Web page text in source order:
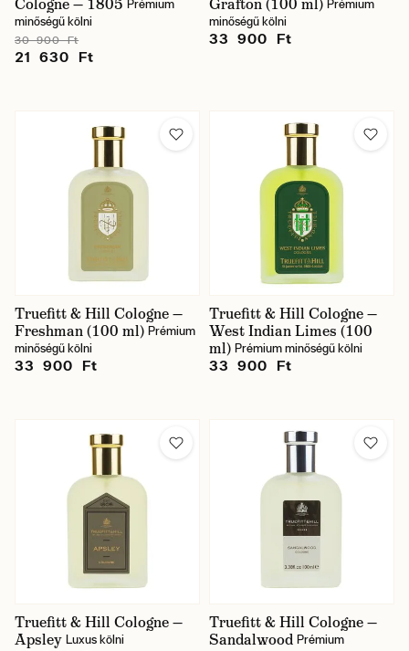
Cologne — 1805 Prémium
minőségű kölni
30 900 Ft
21 630 Ft
Grafton (100 ml) Prémium
minőségű kölni
33 900 Ft
Truefitt & Hill Cologne —
Freshman (100 ml) Prémium
minőségű kölni
33 900 Ft
Truefitt & Hill Cologne —
West Indian Limes (100
ml) Prémium minőségű kölni
33 900 Ft
Truefitt & Hill Cologne —
Apsley Luxus kölni
Truefitt & Hill Cologne —
Sandalwood Prémium